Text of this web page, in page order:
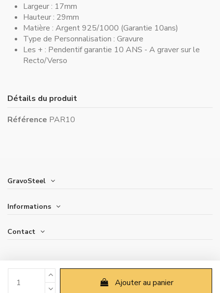
Ajouter au panier
Largeur : 17mm
Hauteur : 29mm
Matière : Argent 925/1000 (Garantie 10ans)
Type de Personnalisation : Gravure
Les + : Pendentif garantie 10 ANS - A graver sur le
Recto/Verso
Détails du produit
Référence PAR10
GravoSteel
Informations
Contact